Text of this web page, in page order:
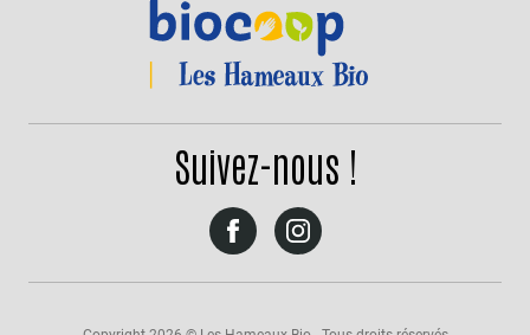
Suivez-nous !
nous
Facebook
nous
Instagram